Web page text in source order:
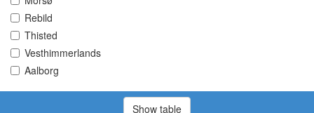
Rebild
Thisted
Vesthimmerlands
Aalborg
Show table